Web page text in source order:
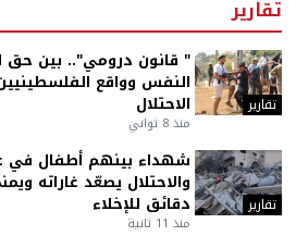
تقارير
تقارير
" قانون درومي".. بين حق
النفس وواقع
الاحتلال
منذ 8 ثواني
تقارير
شهداء بينهم أطفال في
والاحتلال يصعّد غاراته
دقائق للإخلاء
منذ 11 ثانية